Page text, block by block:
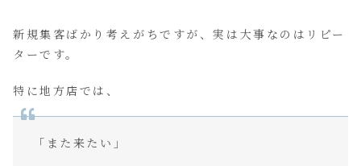
新規集客ばかり考えがちですが、実は大事なのはリピー
ターです。
特に地方店では、
「また来たい」